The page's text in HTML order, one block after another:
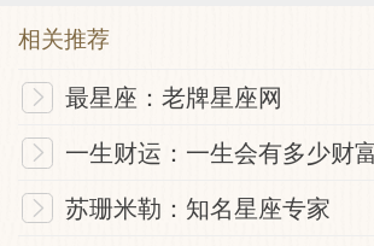
相关推荐
最星座：老牌星座网
一生财运：一生会有多少财
苏珊米勒：知名星座专家